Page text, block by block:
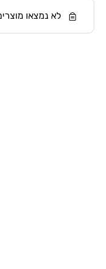
לא נמצאו